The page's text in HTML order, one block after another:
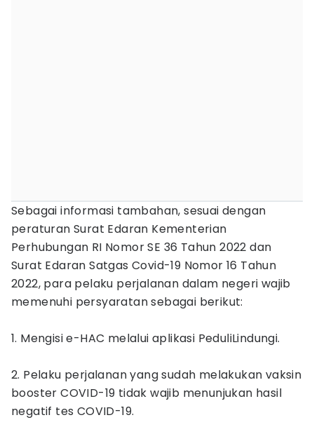
Sebagai informasi tambahan, sesuai dengan
peraturan Surat Edaran Kementerian
Perhubungan RI Nomor SE 36 Tahun 2022 dan
Surat Edaran Satgas Covid-19 Nomor 16 Tahun
2022, para pelaku perjalanan dalam negeri wajib
memenuhi persyaratan sebagai berikut:
1. Mengisi e-HAC melalui aplikasi PeduliLindungi.
2. Pelaku perjalanan yang sudah melakukan vaksin
booster COVID-19 tidak wajib menunjukan hasil
negatif tes COVID-19.